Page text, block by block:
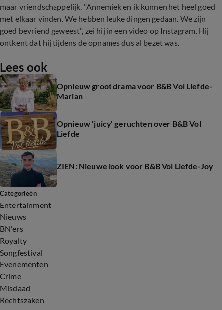
maar vriendschappelijk. "Annemiek en ik kunnen het heel goed
met elkaar vinden. We hebben leuke dingen gedaan. We zijn
goed bevriend geweest", zei hij in een video op Instagram. Hij
ontkent dat hij tijdens de opnames dus al bezet was.
Lees ook
Opnieuw groot drama voor B&B Vol Liefde-
Marian
Opnieuw 'juicy' geruchten over B&B Vol
Liefde
ZIEN: Nieuwe look voor B&B Vol Liefde-Joy
Categorieën
Entertainment
Nieuws
BN'ers
Royalty
Songfestival
Evenementen
Crime
Misdaad
Rechtszaken